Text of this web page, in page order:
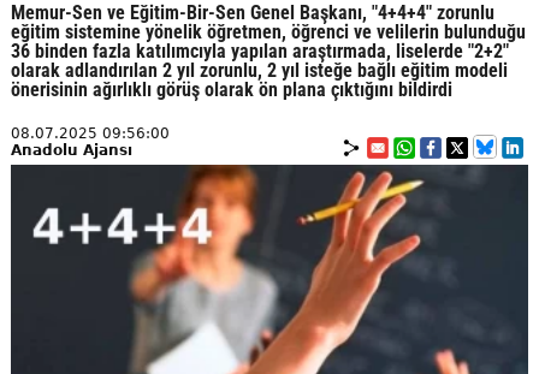
Memur-Sen ve Eğitim-Bir-Sen Genel Başkanı, "4+4+4" zorunlu
eğitim sistemine yönelik öğretmen, öğrenci ve velilerin bulunduğu
36 binden fazla katılımcıyla yapılan araştırmada, liselerde "2+2"
olarak adlandırılan 2 yıl zorunlu, 2 yıl isteğe bağlı eğitim modeli
önerisinin ağırlıklı görüş olarak ön plana çıktığını bildirdi
08.07.2025 09:56:00
Anadolu Ajansı